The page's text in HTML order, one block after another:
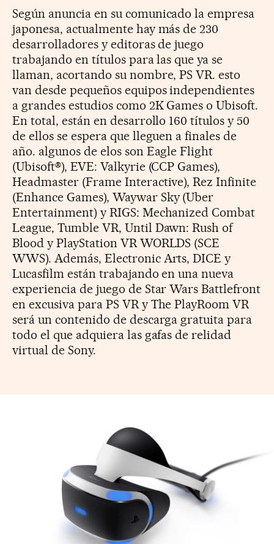
Según anuncia en su comunicado la empresa
japonesa, actualmente hay más de 230
desarrolladores y editoras de juego
trabajando en títulos para las que ya se
llaman, acortando su nombre, PS VR. esto
van desde pequeños equipos independientes
a grandes estudios como 2K Games o Ubisoft.
En total, están en desarrollo 160 títulos y 50
de ellos se espera que lleguen a finales de
año. algunos de elos son Eagle Flight
(Ubisoft®), EVE: Valkyrie (CCP Games),
Headmaster (Frame Interactive), Rez Infinite
(Enhance Games), Waywar Sky (Uber
Entertainment) y RIGS: Mechanized Combat
League, Tumble VR, Until Dawn: Rush of
Blood y PlayStation VR WORLDS (SCE
WWS). Además, Electronic Arts, DICE y
Lucasfilm están trabajando en una nueva
experiencia de juego de Star Wars Battlefront
en excusiva para PS VR y The PlayRoom VR
será un contenido de descarga gratuita para
todo el que adquiera las gafas de relidad
virtual de Sony.